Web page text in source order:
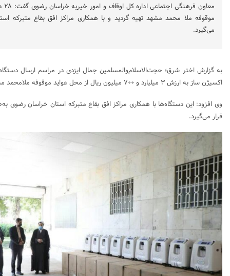
موقوفه ملا محمد مشهد تهیه گردید و با همکاری مراکز افق بقاع متبرکه
می‌گیرد.
اکسیژن ساز به ارزش ۳ میلیارد و ۷۰۰ میلیون ریال از محل عواید موقوفه ملامحمد مشهد تهیه گردید.
وی افزود: این دستگاه‌ها با همکاری مراکز افق بقاع متبرکه استان خراسان رضوی
قرار می‌گیرد.